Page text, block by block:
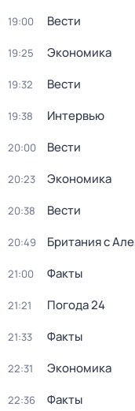
19:00 Вести
19:25 Экономика
19:32 Вести
19:38 Интервью
20:00 Вести
20:23 Экономика
20:38 Вести
20:49 Британия с
21:00 Факты
21:21 Погода 24
21:33 Факты
22:31 Экономика
22:36 Факты